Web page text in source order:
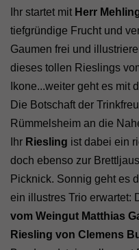
Ihr startet mit Herr
tiefgründige Frucht und
Gaumen frei und
dieses tollen Rieslings
Ikone...weiter geht es mit
Die Botschaft der
Rümmelsheim an die
Ihr Riesling ist dabei ein
doch ebenso zur
Picknick. Sonnig geht es
ein illustres Trio erwartet:
vom Weingut Matthias
Riesling von Clemens